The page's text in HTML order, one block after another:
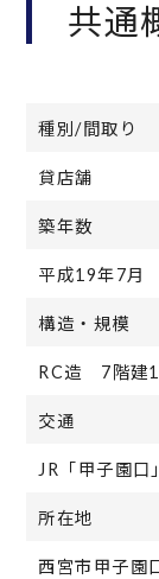
共通
種別/間取り
貸店舗
築年数
平成19年7月
構造・規模
RC造 7階建1
交通
JR「甲子園
所在地
西宮市甲子園